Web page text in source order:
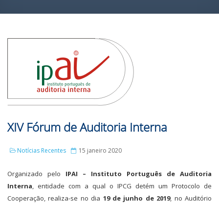
XIV Fórum de Auditoria Interna
Notícias Recentes 15 janeiro 2020
Organizado pelo IPAI – Instituto Português de Auditoria
Interna, entidade com a qual o IPCG detém um Protocolo de
Cooperação, realiza-se no dia 19 de junho de 2019, no Auditório